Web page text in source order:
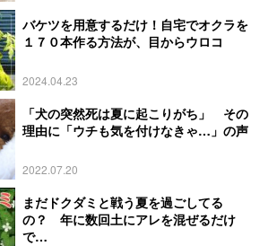
バケツを用意するだけ！自宅でオクラを
１７０本作る方法が、目からウロコ
2024.04.23
「犬の突然死は夏に起こりがち」 その
理由に「ウチも気を付けなきゃ…」の声
2022.07.20
まだドクダミと戦う夏を過ごしてる
の？ 年に数回土にアレを混ぜるだけ
で…